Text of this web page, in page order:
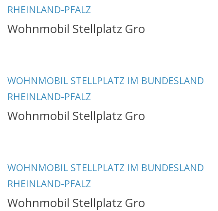
RHEINLAND-PFALZ
Wohnmobil Stellplatz Gro
WOHNMOBIL STELLPLATZ IM BUNDESLAND
RHEINLAND-PFALZ
Wohnmobil Stellplatz Gro
WOHNMOBIL STELLPLATZ IM BUNDESLAND
RHEINLAND-PFALZ
Wohnmobil Stellplatz Gro